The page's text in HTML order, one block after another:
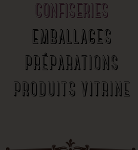
CONFISERIES
EMBALLAGES
PRÉPARATIONS
PRODUITS VITRINE